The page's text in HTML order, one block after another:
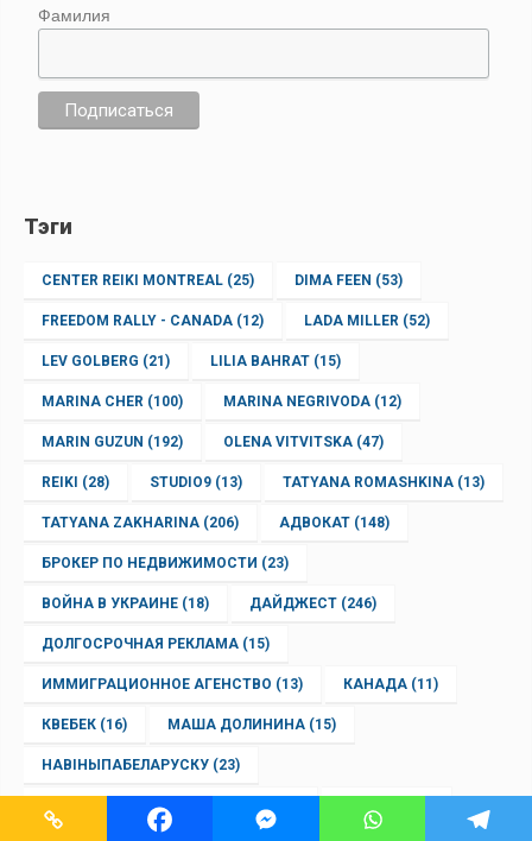
Фамилия
Тэги
CENTER REIKI MONTREAL (25) DIMA FEEN (53)
FREEDOM RALLY - CANADA (12) LADA MILLER (52)
LEV GOLBERG (21) LILIA BAHRAT (15)
MARINA CHER (100) MARINA NEGRIVODA (12)
MARIN GUZUN (192) OLENA VITVITSKA (47)
REIKI (28) STUDIO9 (13) TATYANA ROMASHKINA (13)
TATYANA ZAKHARINA (206) АДВОКАТ (148)
БРОКЕР ПО НЕДВИЖИМОСТИ (23)
ВОЙНА В УКРАИНЕ (18) ДАЙДЖЕСТ (246)
ДОЛГОСРОЧНАЯ РЕКЛАМА (15)
ИММИГРАЦИОННОЕ АГЕНСТВО (13) КАНАДА (11)
КВЕБЕК (16) МАША ДОЛИНИНА (15)
НАВІНЫПАБЕЛАРУСКУ (23)
НЕДВИЖИМОСТЬ В МОНРЕАЛЕ(24)